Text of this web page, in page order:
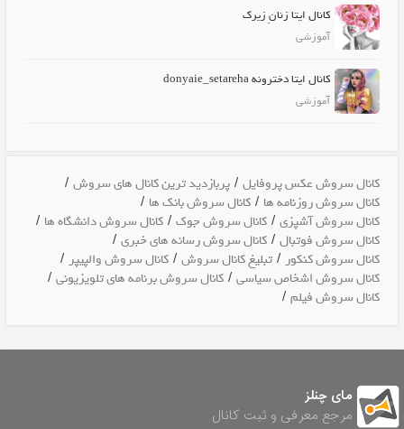
کانال ایتا زنانِ زیرک
آموزشی
کانال ایتا دخترونه donyaie_setareha
آموزشی
کانال سروش عکس پروفایل /پربازدید ترین کانال های سروش /
کانال سروش روزنامه ها /کانال سروش بانک ها /
کانال سروش آشپزی /کانال سروش جوک /کانال سروش دانشگاه ها /
کانال سروش فوتبال /کانال سروش رسانه های خبری /
کانال سروش کنکور /تبلیغ کانال سروش /کانال سروش والپیپر /
کانال سروش اشخاص سیاسی /کانال سروش برنامه های تلویزیونی /
کانال سروش فیلم /
مای چنلز
مرجع معرفی و ثبت کانال